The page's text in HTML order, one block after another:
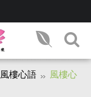
風樓心語
風樓心